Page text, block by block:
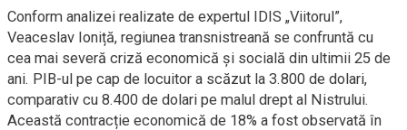
Conform analizei realizate de expertul IDIS „Viitorul”,
Veaceslav Ioniță, regiunea transnistreană se confruntă cu
cea mai severă criză economică și socială din ultimii 25 de
ani. PIB-ul pe cap de locuitor a scăzut la 3.800 de dolari,
comparativ cu 8.400 de dolari pe malul drept al Nistrului.
Această contracție economică de 18% a fost observată în